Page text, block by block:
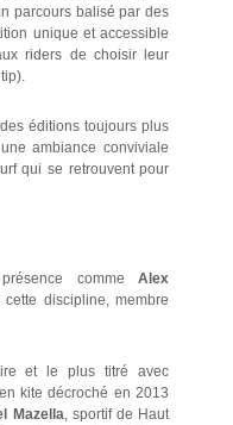
parcours balisé par des
unique et accessible
riders de choisir leur
éditions toujours plus
ambiance conviviale
qui se retrouvent pour
commeAlex
discipline, membre
et le plus titré avec
kite décroché en 2013
Mazella, sportif de Haut